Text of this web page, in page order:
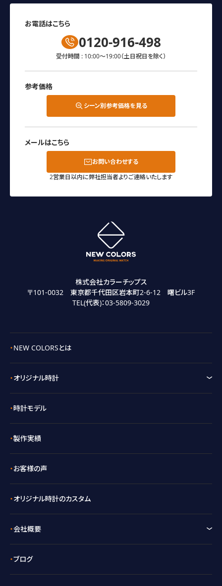
お電話はこちら
0120-916-498
受付時間 : 10:00～19:00（土日祝日を除く）
参考価格
シーン別参考価格を見る
メールはこちら
お問い合わせする
2営業日以内に弊社担当者よりご連絡いたします
株式会社カラーチップス
〒101-0032 東京都千代田区岩本町2-6-12 曙ビル3F
TEL(代表)：03-5809-3029
NEW COLORSとは
オリジナル時計
時計モデル
製作実績
お客様の声
オリジナル時計のカスタム
会社概要
ブログ